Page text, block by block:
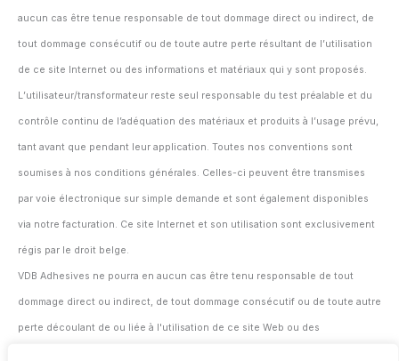
aucun cas être tenue responsable de tout dommage direct ou indirect, de
tout dommage consécutif ou de toute autre perte résultant de l’utilisation
de ce site Internet ou des informations et matériaux qui y sont proposés.
L’utilisateur/transformateur reste seul responsable du test préalable et du
contrôle continu de l’adéquation des matériaux et produits à l’usage prévu,
tant avant que pendant leur application. Toutes nos conventions sont
soumises à nos conditions générales. Celles-ci peuvent être transmises
par voie électronique sur simple demande et sont également disponibles
via notre facturation. Ce site Internet et son utilisation sont exclusivement
régis par le droit belge.
VDB Adhesives ne pourra en aucun cas être tenu responsable de tout
dommage direct ou indirect, de tout dommage consécutif ou de toute autre
perte découlant de ou liée à l'utilisation de ce site Web ou des